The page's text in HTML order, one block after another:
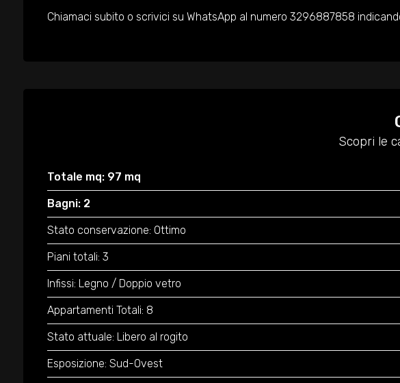
Chiamaci subito o scrivici su WhatsApp al numero 3296887858
Scopri le
Totale mq: 97 mq
Bagni: 2
Stato conservazione: Ottimo
Piani totali: 3
Infissi: Legno / Doppio vetro
Appartamenti Totali: 8
Stato attuale: Libero al rogito
Esposizione: Sud-Ovest